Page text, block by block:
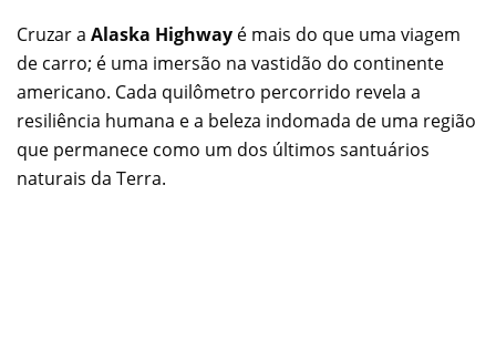
Cruzar a Alaska Highway é mais do que uma viagem
de carro; é uma imersão na vastidão do continente
americano. Cada quilômetro percorrido revela a
resiliência humana e a beleza indomada de uma região
que permanece como um dos últimos santuários
naturais da Terra.